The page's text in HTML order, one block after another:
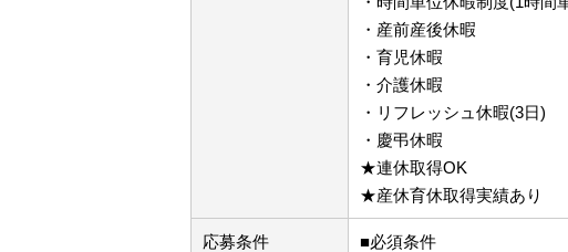
・産前産後休暇
・育児休暇
・介護休暇
・リフレッシュ休暇(3日)
・慶弔休暇
★連休取得OK
★産休育休取得実績あり
応募条件
■必須条件